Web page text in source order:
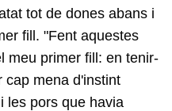
tot de dones abans i
fill. "Fent aquestes
meu primer fill: en tenir-
cap mena d'instint
les pors que havia